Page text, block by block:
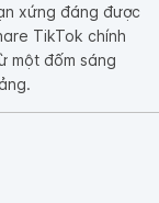
xứng đáng được
TikTok chính
một đốm sáng